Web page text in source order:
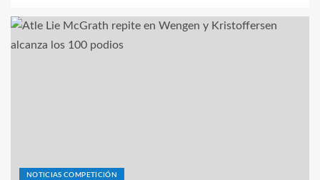
NOTICIAS COMPETICIÓN